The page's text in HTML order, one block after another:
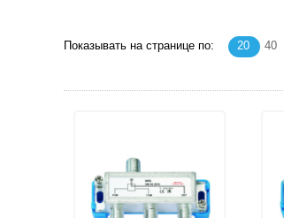
Показывать на странице по: 20 40